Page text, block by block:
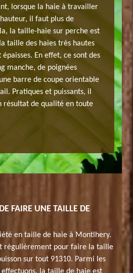
lorsque la haie à travailler
il faut plus de
la taille-haie sur perche est
taille des haies très hautes
En effet, ce sont des
manche, de poignées
barre de coupe orientable
Pratiques et puissants, il
résultat de qualité en toute
91310
taille
FAIRE UNE TAILLE DE
en taille de haie à Montlhery.
régulièrement pour faire la taille
sur tout 91310. Parmi les